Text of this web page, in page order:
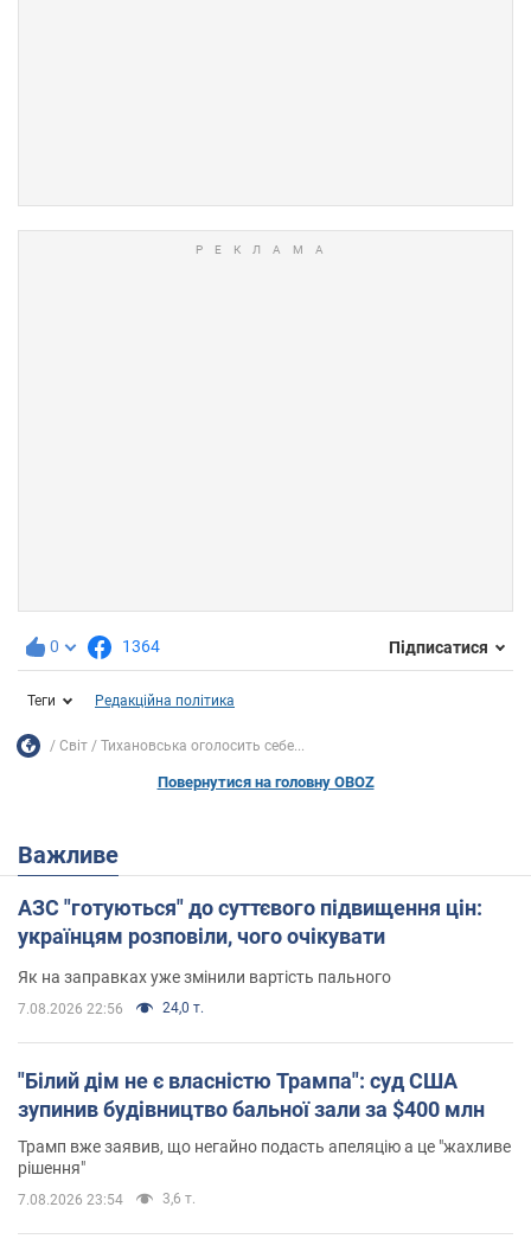
0 1364 Підписатися
Теги Редакційна політика
Світ Тихановська оголосить себе...
Повернутися на головну OBOZ
Важливе
АЗС "готуються" до суттєвого підвищення цін:
українцям розповіли, чого очікувати
Як на заправках уже змінили вартість пального
7.08.2026 22:56 24,0 т.
"Білий дім не є власністю Трампа": суд США
зупинив будівництво бальної зали за $400 млн
Трамп вже заявив, що негайно подасть апеляцію а це "жахливе
рішення"
7.08.2026 23:54 3,6 т.